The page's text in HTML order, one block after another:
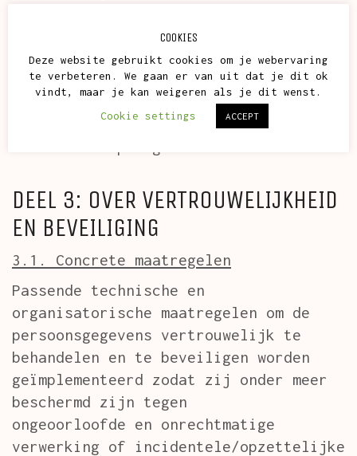
kunnen doen, moeten wijzigingen zo
snel mogelijk
doorgegeven worden zodat de gegevens
up-to-date blijven. Om deze reden kan
KBC Art deze
DEEL 3: OVER VERTROUWELIJKHEID
EN BEVEILIGING
3.1. Concrete maatregelen
Passende technische en
organisatorische maatregelen om de
persoonsgegevens vertrouwelijk te
behandelen en te beveiligen worden
geïmplementeerd zodat zij onder meer
beschermd zijn tegen
ongeoorloofde en onrechtmatige
verwerking of incidentele/opzettelijke
COOKIES
Deze website gebruikt cookies om je webervaring
te verbeteren. We gaan er van uit dat je dit ok
vindt, maar je kan weigeren als je dit wenst.
Cookie settings
ACCEPT